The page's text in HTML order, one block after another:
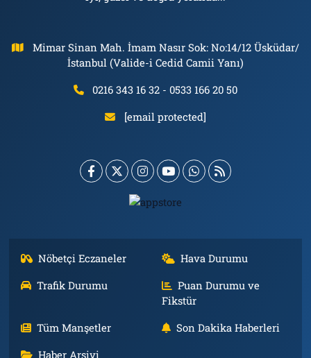
Mimar Sinan Mah. İmam Nasır Sok: No:14/12 Üsküdar/
İstanbul (Valide-i Cedid Camii Yanı)
0216 343 16 32 - 0533 166 20 50
[email protected]
Nöbetçi Eczaneler
Hava Durumu
Trafik Durumu
Puan Durumu ve
Fikstür
Tüm Manşetler
Son Dakika Haberleri
Haber Arşivi